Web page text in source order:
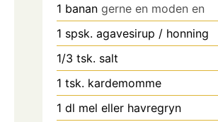
1 banan gerne en moden en
1 spsk. agavesirup / honning
1/3 tsk. salt
1 tsk. kardemomme
1 dl mel eller havregryn